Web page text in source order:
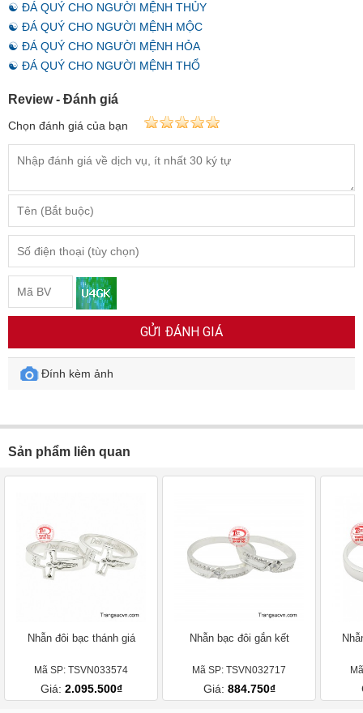
☯ ĐÁ QUÝ CHO NGƯỜI MỆNH THỦY
☯ ĐÁ QUÝ CHO NGƯỜI MỆNH MỘC
☯ ĐÁ QUÝ CHO NGƯỜI MỆNH HỎA
☯ ĐÁ QUÝ CHO NGƯỜI MỆNH THỔ
Review - Đánh giá
Chọn đánh giá của bạn
GỬI ĐÁNH GIÁ
Đính kèm ảnh
Sản phẩm liên quan
Nhẫn đôi bạc thánh giá
Mã SP: TSVN033574
Giá: 2.095.500₫
Nhẫn bạc đôi gắn kết
Mã SP: TSVN032717
Giá: 884.750₫